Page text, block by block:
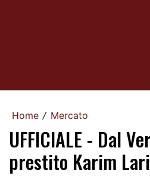
Home / Mercato
UFFICIALE - Dal
prestito Karim